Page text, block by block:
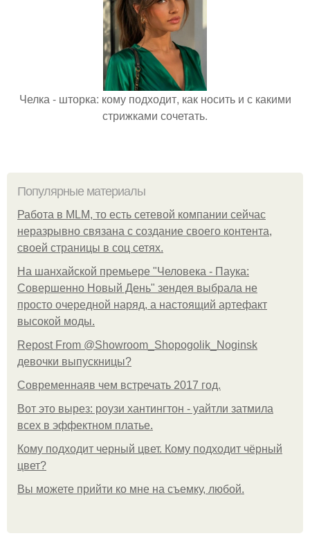
Челка - шторка: кому подходит, как носить и с какими
стрижками сочетать.
Популярные материалы
Работа в MLM, то есть сетевой компании сейчас
неразрывно связана с создание своего контента,
своей страницы в соц сетях.
На шанхайской премьере "Человека - Паука:
Совершенно Новый День" зендея выбрала не
просто очередной наряд, а настоящий артефакт
высокой моды.
Repost From @Showroom_Shopogolik_Noginsk
девочки выпускницы?
Современнаяв чем встречать 2017 год.
Вот это вырез: роузи хантингтон - уайтли затмила
всех в эффектном платьe.
Кому подходит черный цвет. Кому подходит чёрный
цвет?
Вы можете прийти ко мне на съемку, любой.